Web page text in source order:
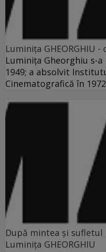
Luminiţa GHEORGHIU
Luminiţa Gheorghiu s-
1949; a absolvit
Cinematografică în
După mintea şi
Luminiţa GHEORGHIU